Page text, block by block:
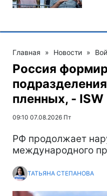
Главная » Новости »
Россия
пленных, - ISW
09:10 07.08.2026 Пт
РФ продолжает
международного
ТАТЬЯНА СТЕПАНОВА